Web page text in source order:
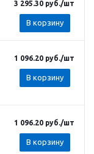
3 295.30руб./шт
В корзину
1 096.20руб./шт
В корзину
1 096.20руб./шт
В корзину